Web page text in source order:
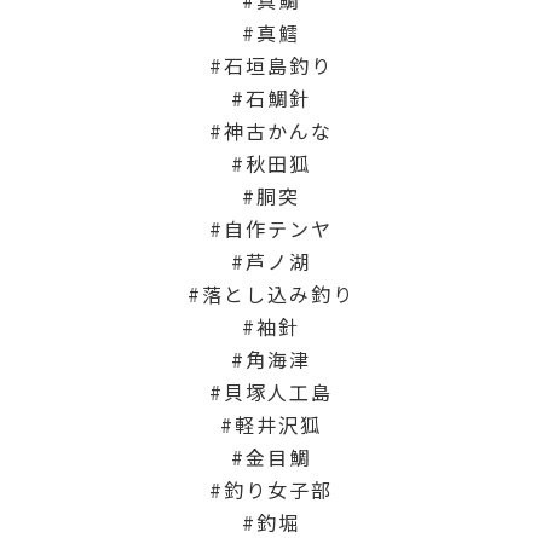
真鱈
石垣島釣り
石鯛針
神古かんな
秋田狐
胴突
自作テンヤ
芦ノ湖
落とし込み釣り
袖針
角海津
貝塚人工島
軽井沢狐
金目鯛
釣り女子部
釣堀